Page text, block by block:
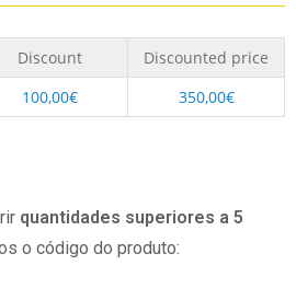
Discount
Discounted price
100,00€ 350,00€
quantidades superiores a 5
o código do produto: